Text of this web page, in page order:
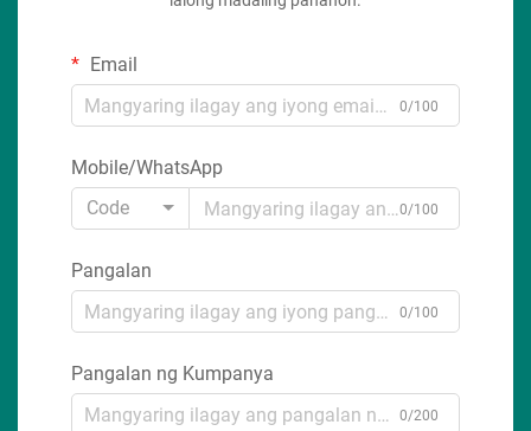
Email
0/100
Mobile/WhatsApp
Code
0/100
Pangalan
0/100
Pangalan ng Kumpanya
0/200